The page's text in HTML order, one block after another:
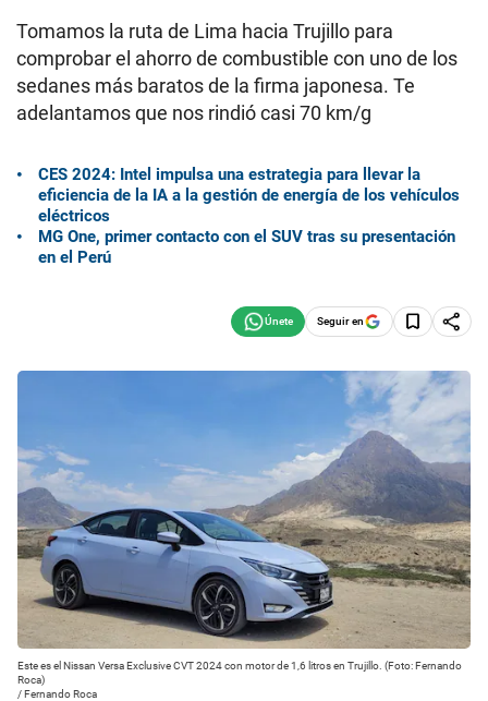
Tomamos la ruta de Lima hacia Trujillo para
comprobar el ahorro de combustible con uno de los
sedanes más baratos de la firma japonesa. Te
adelantamos que nos rindió casi 70 km/g
CES 2024: Intel impulsa una estrategia para llevar la
eficiencia de la IA a la gestión de energía de los vehículos
eléctricos
MG One, primer contacto con el SUV tras su presentación
en el Perú
Seguir en
Este es el Nissan Versa Exclusive CVT 2024 con motor de 1,6 litros en Trujillo. (Foto: Fernando
Roca)
/Fernando Roca